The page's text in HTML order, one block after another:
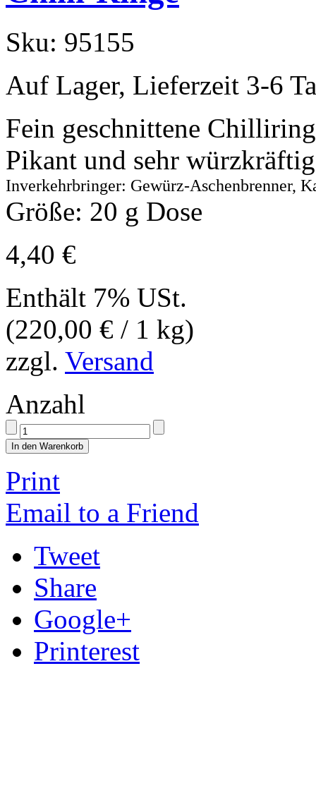
Sku: 95155
Auf Lager, Lieferzeit 3-6
Fein geschnittene
Pikant und sehr
Inverkehrbringer: Gewürz-Aschenbrenner,
Größe: 20 g Dose
4,40 €
Enthält 7% USt.
(220,00 € / 1 kg)
zzgl. Versand
Anzahl
In den Warenkorb
Print
Email to a Friend
Tweet
Share
Google+
Printerest